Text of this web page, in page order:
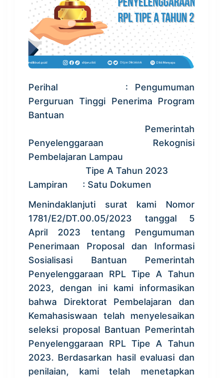
Perihal : Pengumuman
Perguruan Tinggi Penerima Program
Bantuan
Pemerintah
Penyelenggaraan Rekognisi
Pembelajaran Lampau
Tipe A Tahun 2023
Lampiran : Satu Dokumen
Menindaklanjuti surat kami Nomor
1781/E2/DT.00.05/2023 tanggal 5
April 2023 tentang Pengumuman
Penerimaan Proposal dan Informasi
Sosialisasi Bantuan Pemerintah
Penyelenggaraan RPL Tipe A Tahun
2023, dengan ini kami informasikan
bahwa Direktorat Pembelajaran dan
Kemahasiswaan telah menyelesaikan
seleksi proposal Bantuan Pemerintah
Penyelenggaraan RPL Tipe A Tahun
2023. Berdasarkan hasil evaluasi dan
penilaian, kami telah menetapkan